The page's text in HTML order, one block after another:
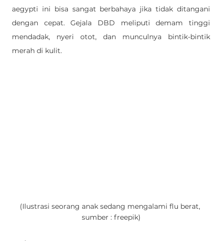
aegypti ini bisa sangat berbahaya jika tidak ditangani
dengan cepat. Gejala DBD meliputi demam tinggi
mendadak, nyeri otot, dan munculnya bintik-bintik
merah di kulit.
(Ilustrasi seorang anak sedang mengalami flu berat,
sumber : freepik)